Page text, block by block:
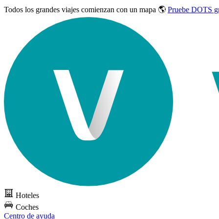
Todos los grandes viajes comienzan con un mapa 🌎 Pruebe DOTS
Hoteles
Coches
Centro de ayuda